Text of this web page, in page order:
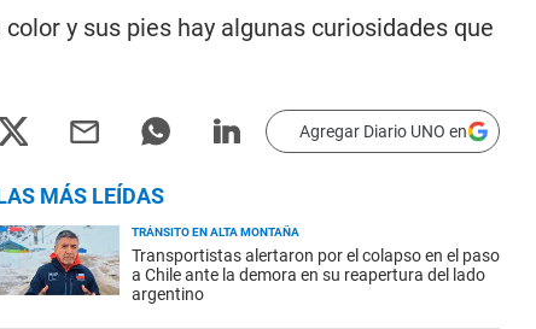
y sus pies hay algunas curiosidades que
Agregar Diario UNO en
MÁS LEÍDAS
TRÁNSITO EN ALTA MONTAÑA
Transportistas alertaron por el colapso en el paso
a Chile ante la demora en su reapertura del lado
argentino